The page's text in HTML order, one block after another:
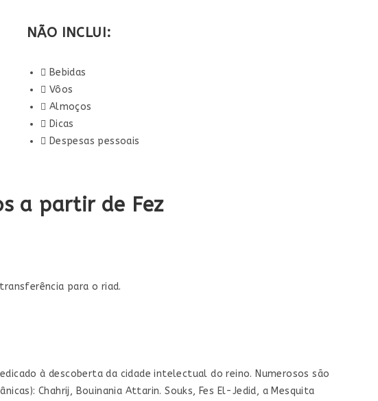
NÃO INCLUI:​
Bebidas
Vôos
Almoços
Dicas
Despesas pessoais
a partir de Fez
para o riad.
à descoberta da cidade intelectual do reino. Numerosos são
Chahrij, Bouinania Attarin. Souks, Fes El-Jedid, a Mesquita